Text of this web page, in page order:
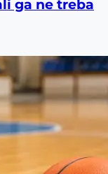
ga ne treba